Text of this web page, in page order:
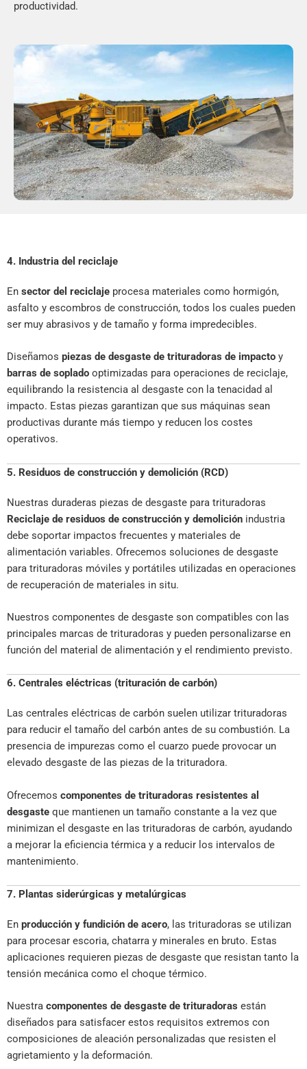
productividad.
4. Industria del reciclaje
En sector del reciclaje procesa materiales como hormigón,
asfalto y escombros de construcción, todos los cuales pueden
ser muy abrasivos y de tamaño y forma impredecibles.
Diseñamos piezas de desgaste de trituradoras de impacto y
barras de soplado optimizadas para operaciones de reciclaje,
equilibrando la resistencia al desgaste con la tenacidad al
impacto. Estas piezas garantizan que sus máquinas sean
productivas durante más tiempo y reducen los costes
operativos.
5. Residuos de construcción y demolición (RCD)
Nuestras duraderas piezas de desgaste para trituradoras
Reciclaje de residuos de construcción y demolición industria
debe soportar impactos frecuentes y materiales de
alimentación variables. Ofrecemos soluciones de desgaste
para trituradoras móviles y portátiles utilizadas en operaciones
de recuperación de materiales in situ.
Nuestros componentes de desgaste son compatibles con las
principales marcas de trituradoras y pueden personalizarse en
función del material de alimentación y el rendimiento previsto.
6. Centrales eléctricas (trituración de carbón)
Las centrales eléctricas de carbón suelen utilizar trituradoras
para reducir el tamaño del carbón antes de su combustión. La
presencia de impurezas como el cuarzo puede provocar un
elevado desgaste de las piezas de la trituradora.
Ofrecemos componentes de trituradoras resistentes al
desgaste que mantienen un tamaño constante a la vez que
minimizan el desgaste en las trituradoras de carbón, ayudando
a mejorar la eficiencia térmica y a reducir los intervalos de
mantenimiento.
7. Plantas siderúrgicas y metalúrgicas
En producción y fundición de acero, las trituradoras se utilizan
para procesar escoria, chatarra y minerales en bruto. Estas
aplicaciones requieren piezas de desgaste que resistan tanto la
tensión mecánica como el choque térmico.
Nuestra componentes de desgaste de trituradoras están
diseñados para satisfacer estos requisitos extremos con
composiciones de aleación personalizadas que resisten el
agrietamiento y la deformación.